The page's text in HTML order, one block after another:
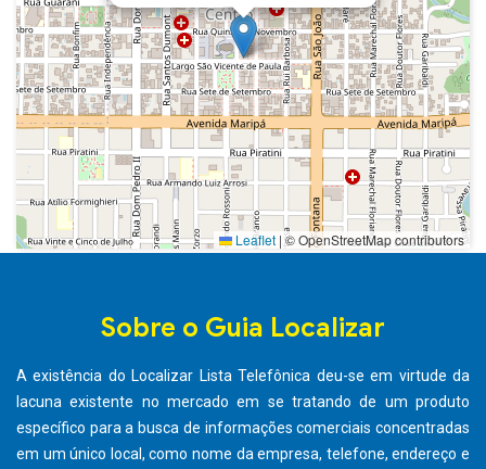
Leaflet |© OpenStreetMap contributors
Sobre o Guia Localizar
A existência do Localizar Lista Telefônica deu-se em virtude da
lacuna existente no mercado em se tratando de um produto
específico para a busca de informações comerciais concentradas
em um único local, como nome da empresa, telefone, endereço e